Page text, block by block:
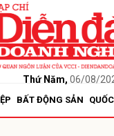
Thứ Năm, 06/08/
BẤT ĐỘNG SẢN